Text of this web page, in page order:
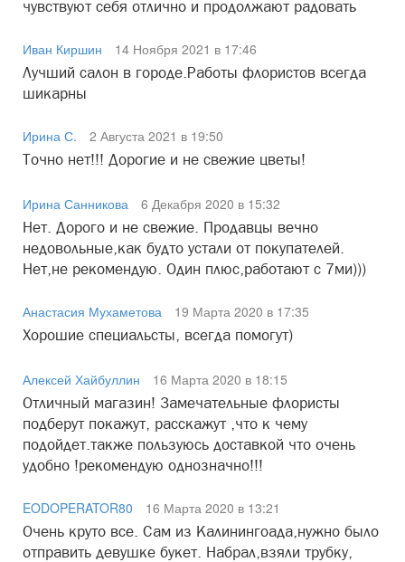
чувствуют себя отлично и продолжают радовать
Иван Киршин
14 Ноября 2021 в 17:46
Лучший салон в городе.Работы флористов всегда
шикарны
Ирина С.
2 Августа 2021 в 19:50
Точно нет!!! Дорогие и не свежие цветы!
Ирина Санникова
6 Декабря 2020 в 15:32
Нет. Дорого и не свежие. Продавцы вечно
недовольные,как будто устали от покупателей.
Нет,не рекомендую. Один плюс,работают с 7ми)))
Анастасия Мухаметова
19 Марта 2020 в 17:35
Хорошие специальсты, всегда помогут)
Алексей Хайбуллин
16 Марта 2020 в 18:15
Отличный магазин! Замечательные флористы
подберут покажут, расскажут ,что к чему
подойдет.также пользуюсь доставкой что очень
удобно !рекомендую однозначно!!!
EODOPERATOR80
16 Марта 2020 в 13:21
Очень круто все. Сам из Калинингоада,нужно было
отправить девушке букет. Набрал,взяли трубку,